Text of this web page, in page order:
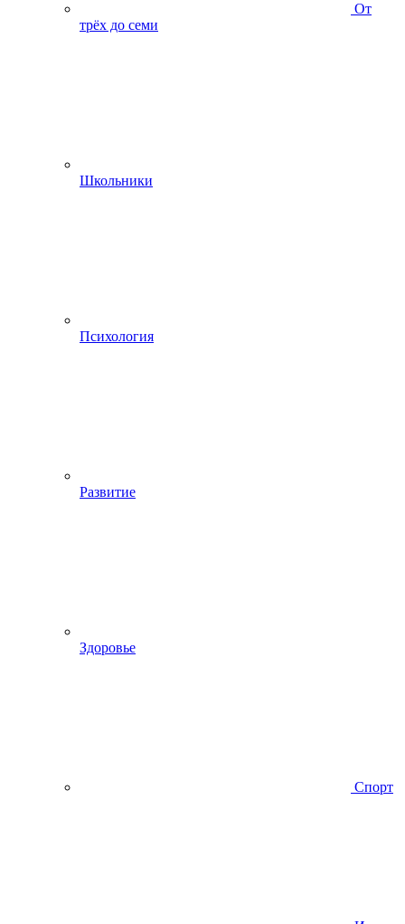
От
трёх до семи
Школьники
Психология
Развитие
Здоровье
Спорт